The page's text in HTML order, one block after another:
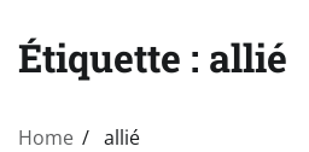
Étiquette : allié
Home allié